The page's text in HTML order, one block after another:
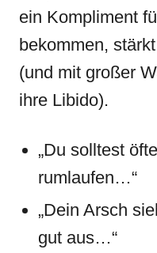
ein Kompliment
bekommen,
(und mit großer
ihre Libido).
„Du solltest
rumlaufen…“
„Dein Arsch
gut aus…“